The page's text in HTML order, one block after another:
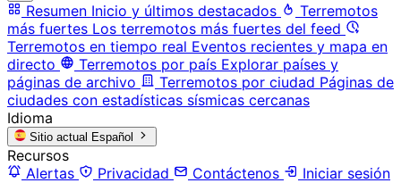
Resumen Inicio y últimos destacados
Terremotos
más fuertes Los terremotos más fuertes del feed
Terremotos en tiempo real Eventos recientes y mapa en
directo
Terremotos por país Explorar países y
páginas de archivo
Terremotos por ciudad Páginas de
ciudades con estadísticas sísmicas cercanas
Idioma
Sitio actual Español
Recursos
Alertas
Privacidad Contáctenos
Iniciar sesión